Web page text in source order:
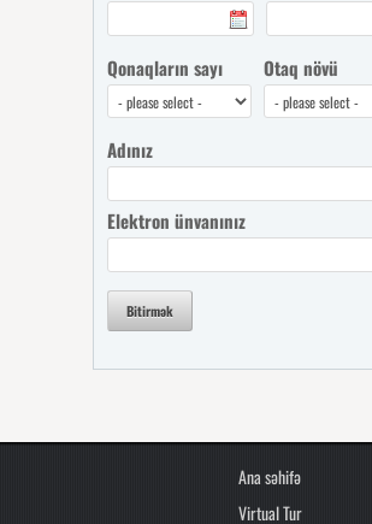
Qonaqların sayı Otaq növü
Adınız
Elektron ünvanınız
Bitirmək
Ana səhifə
Virtual Tur